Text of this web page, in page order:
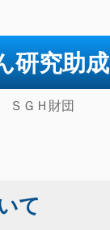
研究助成
ＳＧＨ財団
て